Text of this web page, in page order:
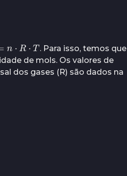
R⋅T
. Para isso, temos que
de mols. Os valores de
dos gases (R) são dados na